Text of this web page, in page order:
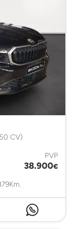
CV)
PVP
38.900€